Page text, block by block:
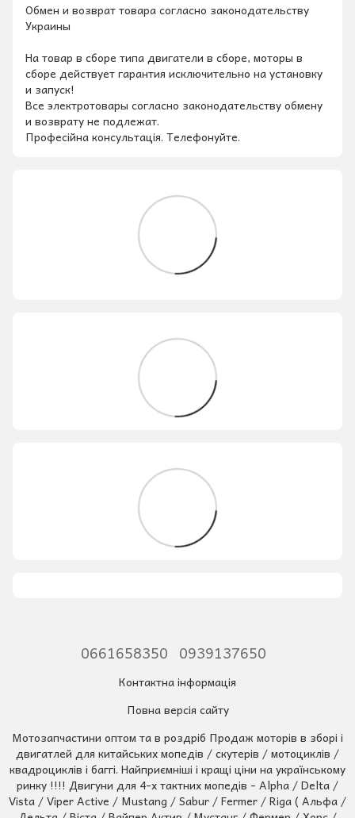
Обмен и возврат товара согласно законодательству
Украины
На товар в сборе типа двигатели в сборе, моторы в
сборе действует гарантия исключительно на установку
и запуск!
Все электротовары согласно законодательству обмену
и возврату не подлежат.
Професійна консультація. Телефонуйте.
0661658350 0939137650
Контактна інформація
Повна версія сайту
Мотозапчастини оптом та в роздріб Продаж моторів в зборі і
двигатлей для китайських мопедів / скутерів / мотоциклів /
квадроциклів і баггі. Найприємніші і кращі ціни на українському
ринку !!!! Двигуни для 4-х тактних мопедів - Alpha / Delta /
Vista / Viper Active / Mustang / Sabur / Fermer / Riga ( Альфа /